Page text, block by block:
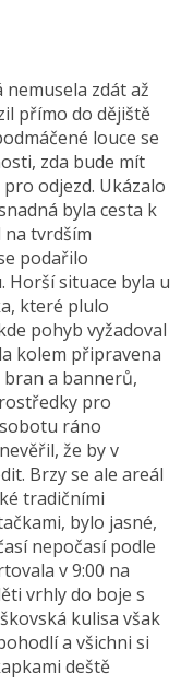
zdát až
přímo do dějiště
louce se
zda bude mít
odjezd. Ukázalo
byla cesta k
tvrdším
podařilo
Horší situace byla u
které plulo
pohyb vyžadoval
kolem připravena
a bannerů,
pro
ráno
že by v
Brzy se ale areál
tradičními
bylo jasné,
nepočasí podle
v 9:00 na
vrhly do boje s
kulisa však
a všichni si
deště